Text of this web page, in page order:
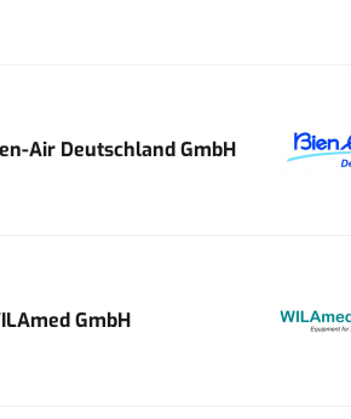
Air Deutschland GmbH
GmbH